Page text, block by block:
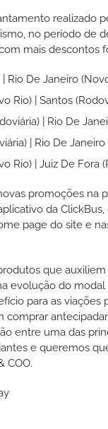
realizado
no período de
mais descontos
Rio De Janeiro
Rio) | Santos
| Rio De
| Rio De Janeiro
Rio) | Juiz De Fora
promoções na
da
page do site e
que
evolução do modal
para as viações
comprar
entre uma das
e queremos
COO.